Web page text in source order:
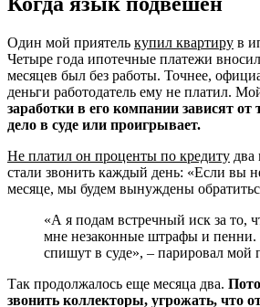
Один мой приятель купил квартиру в
Четыре года ипотечные платежи
месяцев был без работы. Точнее,
деньги работодатель ему не платил.
заработки в его компании зависят
дело в суде или проигрывает.
Не платил он проценты по кредиту два
стали звонить каждый день: «Если вы
месяце, мы будем вынуждены
«А я подам встречный иск за то,
мне незаконные штрафы и
спишут в суде», – парировал мой
Так продолжалось еще месяца два.
звонить коллекторы, угрожать, что